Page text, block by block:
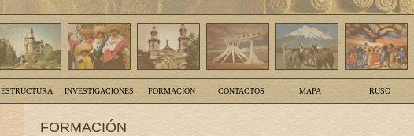
ESTRUCTURA INVESTIGACIÓNES FORMACIÓN CONTACTOS MAPA RUSO
FORMACIÓN